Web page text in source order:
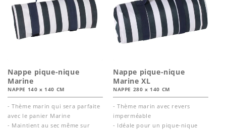
Nappe pique-nique
Marine
NAPPE 140 x 140 CM
- Thème marin qui sera parfaite
avec le panier Marine
- Maintient au sec même sur
Nappe pique-nique
Marine XL
NAPPE 280 x 140 CM
- Thème marin avec revers
imperméable
- Idéale pour un pique-nique